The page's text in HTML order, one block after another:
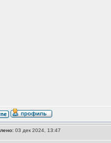
03 дек 2024, 13:47